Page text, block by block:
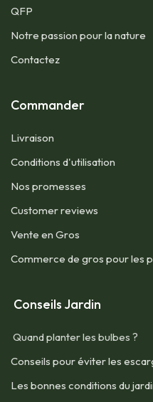
QFP​
Notre passion pour la nature
Contactez
Commander
Livraison
Conditions d'utilisation​
Nos promesses
Customer reviews
Vente en Gros
Commerce de gros pour les
Conseils Jardin
Quand planter les bulbes ?
Conseils pour éviter les
Les bonnes conditions du